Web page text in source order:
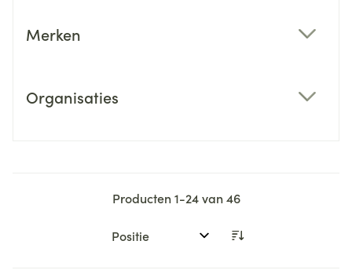
Merken
Organisaties
Producten1-24van46
Sorteer op: